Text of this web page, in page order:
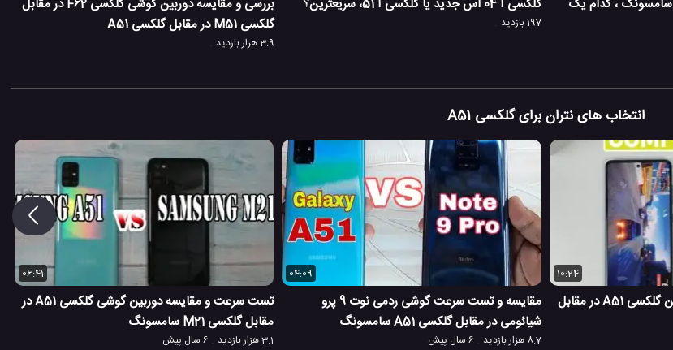
گلکسی A32 یا گلکسی A51 سامسونگ ، کدام یک
گلکسی آ 04 اس جدید یا گلکسی آ 51، سریعترین؟
197 بازدید
بررسی و مقایسه دوربین گوشی گلکسی F62 در مقابل
گلکسی M51 در مقابل گلکسی A51
3.9 هزار بازدید
انتخاب های نتران برای گلکسی A51
10:24
تست سرعت و مقایسه دوربین گلکسی A51 در مقابل
04:09
مقایسه و تست سرعت گوشی ردمی نوت 9 پرو
شیائومی در مقابل گلکسی A51 سامسونگ
8.7 هزار بازدید 6 سال پیش
06:41
تست سرعت و مقایسه دوربین گوشی گلکسی A51 در
مقابل گلکسی M21 سامسونگ
3.1 هزار بازدید 6 سال پیش